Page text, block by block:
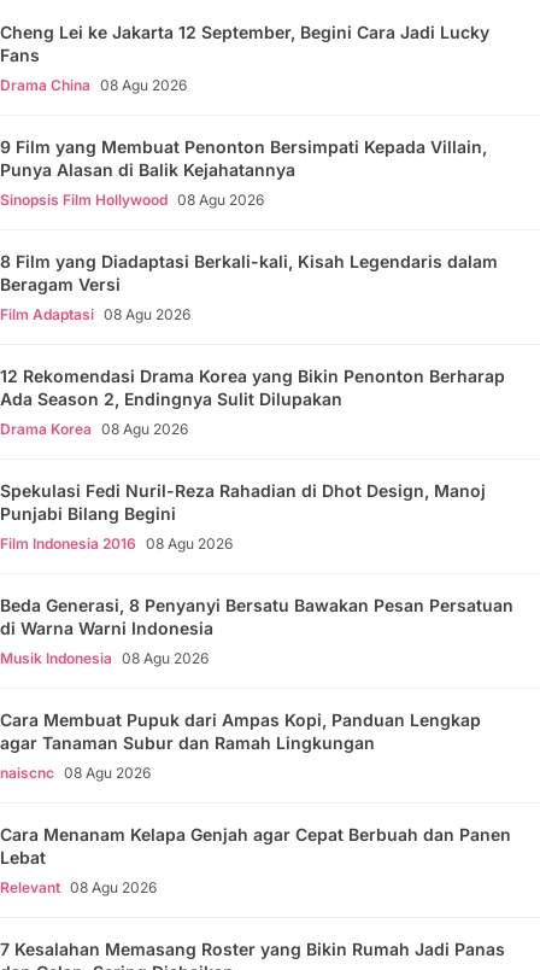
Cheng Lei ke Jakarta 12 September, Begini Cara Jadi Lucky
Fans
Drama China 08 Agu 2026
9 Film yang Membuat Penonton Bersimpati Kepada Villain,
Punya Alasan di Balik Kejahatannya
Sinopsis Film Hollywood 08 Agu 2026
8 Film yang Diadaptasi Berkali-kali, Kisah Legendaris dalam
Beragam Versi
Film Adaptasi 08 Agu 2026
12 Rekomendasi Drama Korea yang Bikin Penonton Berharap
Ada Season 2, Endingnya Sulit Dilupakan
Drama Korea 08 Agu 2026
Spekulasi Fedi Nuril-Reza Rahadian di Dhot Design, Manoj
Punjabi Bilang Begini
Film Indonesia 2016 08 Agu 2026
Beda Generasi, 8 Penyanyi Bersatu Bawakan Pesan Persatuan
di Warna Warni Indonesia
Musik Indonesia 08 Agu 2026
Cara Membuat Pupuk dari Ampas Kopi, Panduan Lengkap
agar Tanaman Subur dan Ramah Lingkungan
naiscnc 08 Agu 2026
Cara Menanam Kelapa Genjah agar Cepat Berbuah dan Panen
Lebat
Relevant 08 Agu 2026
7 Kesalahan Memasang Roster yang Bikin Rumah Jadi Panas